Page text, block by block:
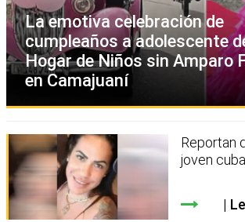
La emotiva celebración de
cumpleaños a adolescente
Hogar de Niños sin Amparo
en Camajuaní
Reportan
joven